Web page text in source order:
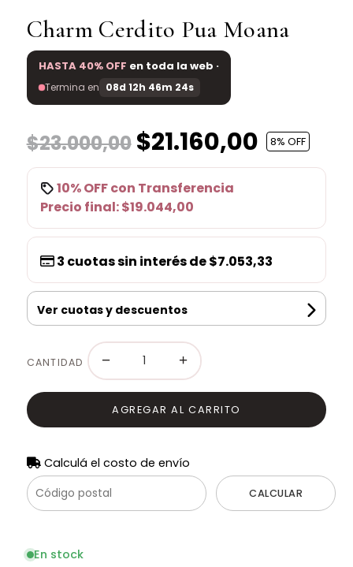
Charm Cerdito Pua Moana
HASTA 40% OFF en toda la web ·
Termina en 08d 12h 46m 24s
$23.000,00$21.160,00 8% OFF
10% OFFcon Transferencia
Precio final:$19.044,00
3 cuotas sin interés de$7.053,33
Ver cuotas y descuentos
CANTIDAD − +
AGREGAR AL CARRITO
Calculá el costo de envío
CALCULAR
En stock